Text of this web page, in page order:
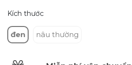
Kích thước
đen nâu thường